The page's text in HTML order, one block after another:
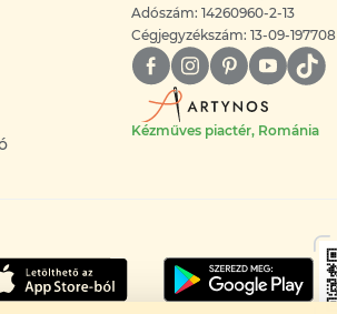
Adószám: 14260960-2-13
Cégjegyzékszám: 13-09-197708
Kézműves piactér, Románia